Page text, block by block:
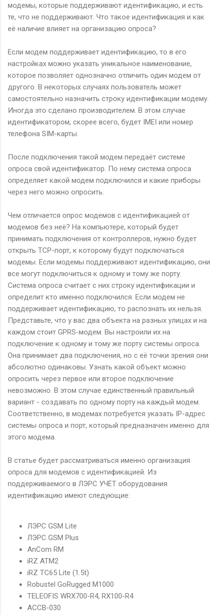
модемы, которые поддерживают идентификацию, и есть
те, что не поддерживают. Что такое идентификация и как
её наличие влияет на организацию опроса?
Если модем поддерживает идентификацию, то в его
настройках можно указать уникальное наименование,
которое позволяет однозначно отличить один модем от
другого. В некоторых случаях пользователь может
самостоятельно назначить строку идентификации модему.
Иногда это сделано производителем. В этом случае
идентификатором, скорее всего, будет IMEI или номер
телефона SIM-карты.
После подключения такой модем передаёт системе
опроса свой идентификатор. По нему система опроса
определяет какой модем подключился и какие приборы
через него можно опросить.
Чем отличается опрос модемов с идентификацией от
модемов без неё? На компьютере, который будет
принимать подключения от контроллеров, нужно будет
открыть TCP-порт, к которому будут подключаться
модемы. Если модемы поддерживают идентификацию, они
все могут подключиться к одному и тому же порту.
Система опроса считает с них строку идентификации и
определит кто именно подключился. Если модем не
поддерживает идентификацию, то распознать их нельзя.
Представьте, что у вас два объекта на разных улицах и на
каждом стоит GPRS-модем. Вы настроили их на
подключение к одному и тому же порту системы опроса.
Она принимает два подключения, но с её точки зрения они
абсолютно одинаковы. Узнать какой объект можно
опросить через первое или второе подключение
невозможно. В этом случае единственный правильный
вариант - создавать по одному порту на каждый модем.
Соответственно, в модемах потребуется указать IP-адрес
системы опроса и порт, который предназначен именно для
этого модема.
В статье будет рассматриваться именно организация
опроса для модемов с идентификацией. Из
поддерживаемого в ЛЭРС УЧЁТ оборудования
идентификацию имеют следующие:
ЛЭРС GSM Lite
ЛЭРС GSM Plus
AnCom RM
iRZ ATM2
iRZ TC65 Lite (1.5t)
Robustel GoRugged M1000
TELEOFIS WRX700-R4, RX100-R4
АССВ-030